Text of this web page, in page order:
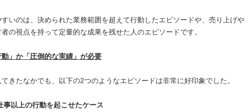
いのは、決められた業務範囲を超えて行動したエピソードや、売り上げや
の視点を持って定量的な成果を残せた人のエピソードです。
動」か「圧倒的な実績」が必要
きたなかでも、以下の2つのようなエピソードは非常に好印象でした。
以上の行動を起こせたケース